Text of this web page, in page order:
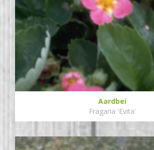
Aardbei
Fragaria 'Evita'